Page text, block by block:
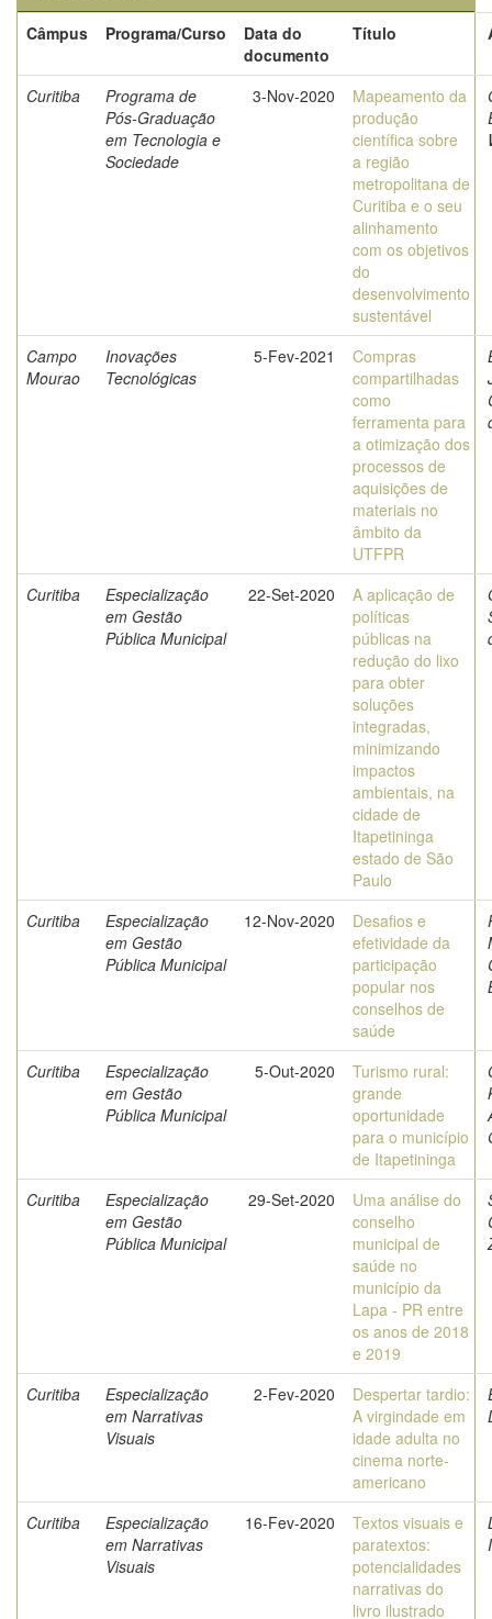
Câmpus
Programa/Curso
Data do
documento
Título
Curitiba
Programa de
Pós-Graduação
em Tecnologia e
Sociedade
3-Nov-2020
Mapeamento da
produção
científica sobre
a região
metropolitana de
Curitiba e o seu
alinhamento
com os objetivos
do
desenvolvimento
sustentável
Campo
Mourao
Inovações
Tecnológicas
5-Fev-2021
Compras
compartilhadas
como
ferramenta para
a otimização dos
processos de
aquisições de
materiais no
âmbito da
UTFPR
Curitiba
Especialização
em Gestão
Pública Municipal
22-Set-2020
A aplicação de
políticas
públicas na
redução do lixo
para obter
soluções
integradas,
minimizando
impactos
ambientais, na
cidade de
Itapetininga
estado de São
Paulo
Curitiba
Especialização
em Gestão
Pública Municipal
12-Nov-2020
Desafios e
efetividade da
participação
popular nos
conselhos de
saúde
Curitiba
Especialização
em Gestão
Pública Municipal
5-Out-2020
Turismo rural:
grande
oportunidade
para o município
de Itapetininga
Curitiba
Especialização
em Gestão
Pública Municipal
29-Set-2020
Uma análise do
conselho
municipal de
saúde no
município da
Lapa - PR entre
os anos de 2018
e 2019
Curitiba
Especialização
em Narrativas
Visuais
2-Fev-2020
Despertar tardio:
A virgindade em
idade adulta no
cinema norte-
americano
Curitiba
Especialização
em Narrativas
Visuais
16-Fev-2020
Textos visuais e
paratextos:
potencialidades
narrativas do
livro ilustrado